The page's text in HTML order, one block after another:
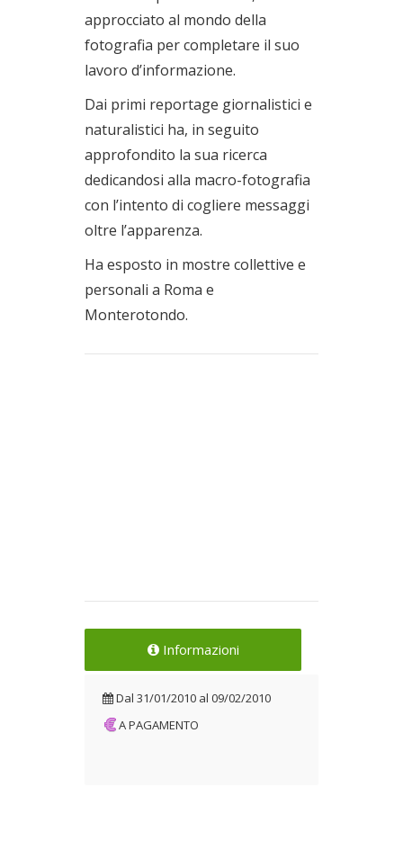
approcciato al mondo della
fotografia per completare il suo
lavoro d’informazione.
Dai primi reportage giornalistici e
naturalistici ha, in seguito
approfondito la sua ricerca
dedicandosi alla macro-fotografia
con l’intento di cogliere messaggi
oltre l’apparenza.
Ha esposto in mostre collettive e
personali a Roma e
Monterotondo.
Informazioni
Dal 31/01/2010 al 09/02/2010
A PAGAMENTO